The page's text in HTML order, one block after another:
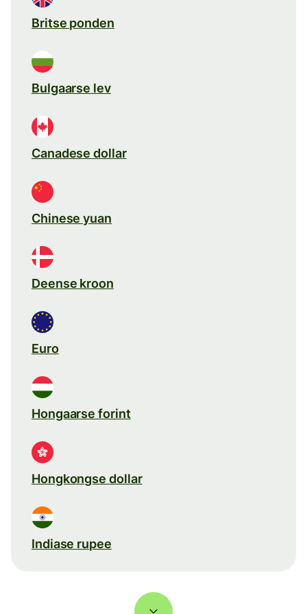
Britse ponden
Bulgaarse lev
Canadese dollar
Chinese yuan
Deense kroon
Euro
Hongaarse forint
Hongkongse dollar
Indiase rupee